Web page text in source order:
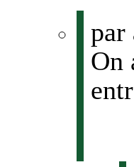
par
On